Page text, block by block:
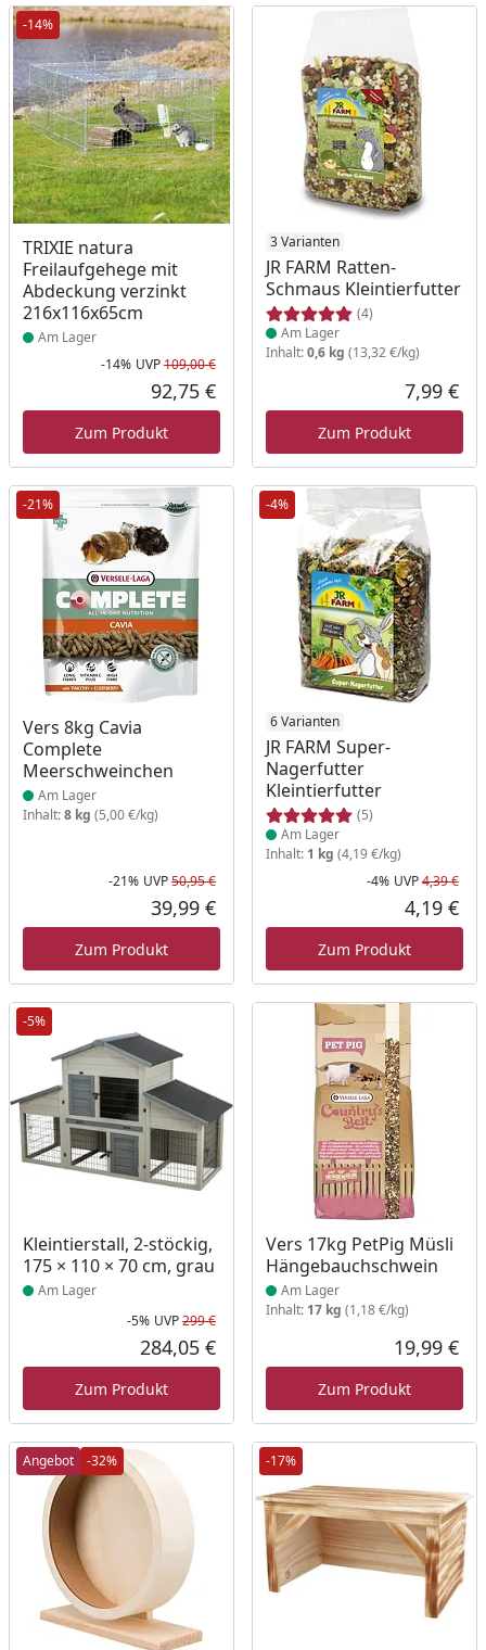
-14%
TRIXIE natura
Freilaufgehege mit
Abdeckung verzinkt
216x116x65cm
Produkt am Lager
Am Lager
Rabatt in Prozent
-14%
Ursprünglicher Preis
UVP109,00 €
Aktueller Preis
92,75 €
Zum Produkt
3 Varianten
JR FARM Ratten-
Schmaus Kleintierfutter
(4)
Produkt am Lager
Am Lager
Inhalt:0,6 kg (13,32 €/kg)
7,99 €
Zum Produkt
-21%
Vers 8kg Cavia
Complete
Meerschweinchen
Produkt am Lager
Am Lager
Inhalt:8 kg (5,00 €/kg)
Rabatt in Prozent
-21%
Ursprünglicher Preis
UVP50,95 €
Aktueller Preis
39,99 €
Zum Produkt
-4%
6 Varianten
JR FARM Super-
Nagerfutter
Kleintierfutter
(5)
Produkt am Lager
Am Lager
Inhalt: 1 kg (4,19 €/kg)
-4% UVP4,39 €
4,19 €
Zum Produkt
-5%
Kleintierstall, 2-stöckig,
175 × 110 × 70 cm, grau
Produkt am Lager
Am Lager
Rabatt in Prozent
-5%
Ursprünglicher Preis
UVP299 €
Aktueller Preis
284,05 €
Zum Produkt
Vers 17kg PetPig Müsli
Hängebauchschwein
Produkt am Lager
Am Lager
Inhalt: 17 kg (1,18 €/kg)
19,99 €
Zum Produkt
Angebot -32% -17%